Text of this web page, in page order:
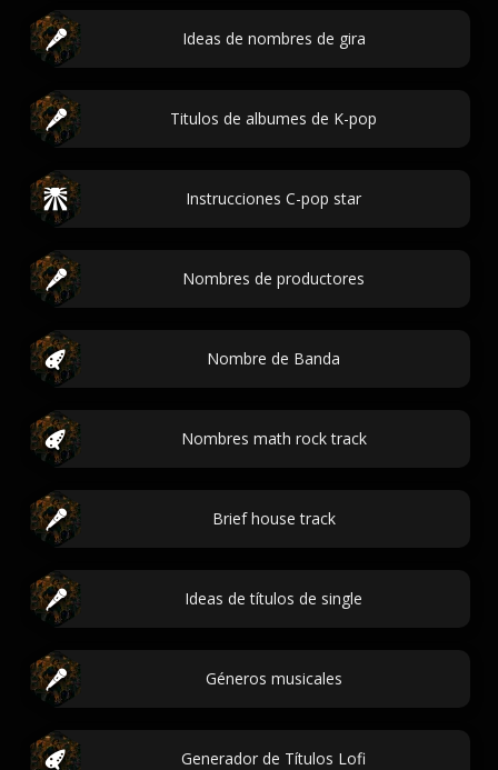
Ideas de nombres de gira
Titulos de albumes de K-pop
Instrucciones C-pop star
Nombres de productores
Nombre de Banda
Nombres math rock track
Brief house track
Ideas de títulos de single
Géneros musicales
Generador de Títulos Lofi